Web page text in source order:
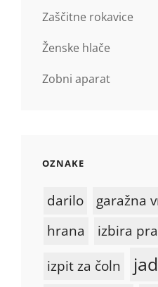
Zaščitne rokavice
Ženske hlače
Zobni aparat
OZNAKE
darilo garažna
hrana izbira
izpit za čoln